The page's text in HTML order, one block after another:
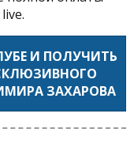
И ПОЛУЧИТЬ
ЗАХАРОВА